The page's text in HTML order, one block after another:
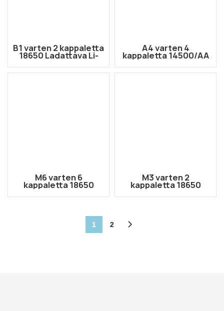
B1 varten 2 kappaletta
18650 Ladattava Li-
ion-akkukotelo
A4 varten 4
kappaletta 14500/AA
Li-ion ladattava
akkukotelo
M6 varten 6
kappaletta 18650
Ladattava Li-ion-
akkukotelo
M3 varten 2
kappaletta 18650
Ladattava Li-ion-
akkukotelo
1 2